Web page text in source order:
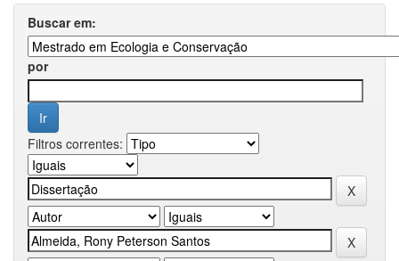
Buscar em:
por
Filtros correntes: